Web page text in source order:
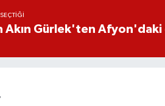
Akın Gürlek'ten Afyon'daki